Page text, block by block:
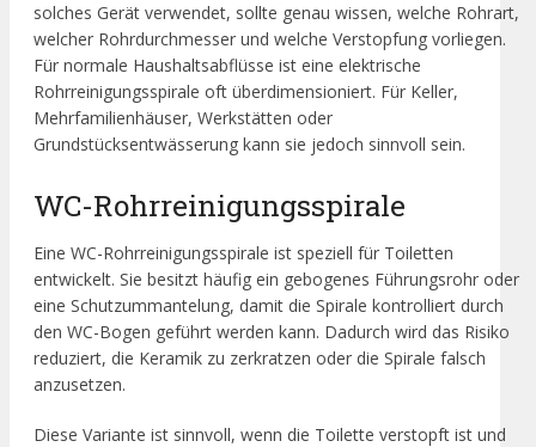
solches Gerät verwendet, sollte genau wissen, welche Rohrart,
welcher Rohrdurchmesser und welche Verstopfung vorliegen.
Für normale Haushaltsabflüsse ist eine elektrische
Rohrreinigungsspirale oft überdimensioniert. Für Keller,
Mehrfamilienhäuser, Werkstätten oder
Grundstücksentwässerung kann sie jedoch sinnvoll sein.
WC-Rohrreinigungsspirale
Eine WC-Rohrreinigungsspirale ist speziell für Toiletten
entwickelt. Sie besitzt häufig ein gebogenes Führungsrohr oder
eine Schutzummantelung, damit die Spirale kontrolliert durch
den WC-Bogen geführt werden kann. Dadurch wird das Risiko
reduziert, die Keramik zu zerkratzen oder die Spirale falsch
anzusetzen.
Diese Variante ist sinnvoll, wenn die Toilette verstopft ist und